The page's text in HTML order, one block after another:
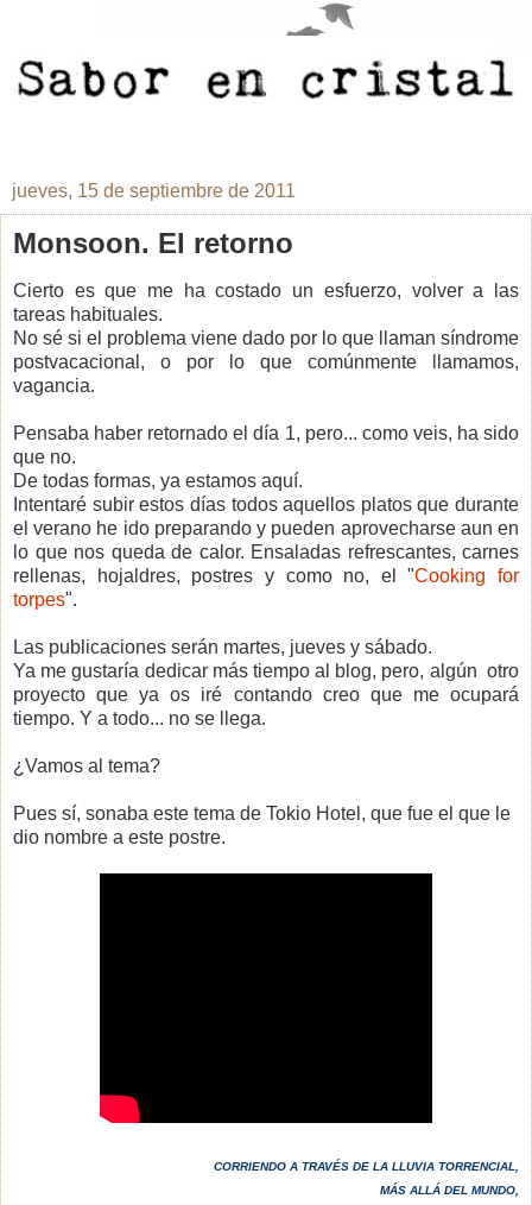
jueves, 15 de septiembre de 2011
Monsoon. El retorno
Cierto es que me ha costado un esfuerzo, volver a las
tareas habituales.
No sé si el problema viene dado por lo que llaman síndrome
postvacacional, o por lo que comúnmente llamamos,
vagancia.
Pensaba haber retornado el día 1, pero... como veis, ha sido
que no.
De todas formas, ya estamos aquí.
Intentaré subir estos días todos aquellos platos que durante
el verano he ido preparando y pueden aprovecharse aun en
lo que nos queda de calor. Ensaladas refrescantes, carnes
rellenas, hojaldres, postres y como no, el "Cooking for
torpes".
Las publicaciones serán martes, jueves y sábado.
Ya me gustaría dedicar más tiempo al blog, pero, algún otro
proyecto que ya os iré contando creo que me ocupará
tiempo. Y a todo... no se llega.
¿Vamos al tema?
Pues sí, sonaba este tema de Tokio Hotel, que fue el que le
dio nombre a este postre.
CORRIENDO A TRAVÉS DE LA LLUVIA TORRENCIAL,
MÁS ALLÁ DEL MUNDO,